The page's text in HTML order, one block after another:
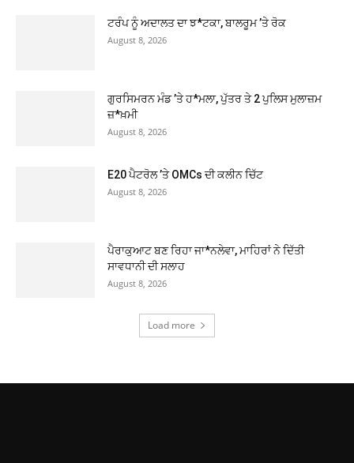
ਟਰੰਪ ਨੂੰ ਅਦਾਲਤ ਦਾ ਝ*ਟਕਾ, ਬਾਲਰੂਮ ’ਤੇ ਰੋਕ
August 8, 2026
ਗੁਰਸਿਮਰਨ ਮੰਡ ’ਤੇ ਹ*ਮਲਾ, ਪੁੱਤਰ ਤੇ 2 ਪੁਲਿਸ ਮੁਲਾਜ਼ਮ
ਜ਼*ਖ਼ਮੀ
August 8, 2026
E20 ਪੈਟਰੋਲ ’ਤੇ OMCs ਦੀ ਕਲੀਨ ਚਿੱਟ
August 8, 2026
ਪੈਰਾਕੁਆਟ ਬਣ ਰਿਹਾ ਜਾ*ਨਲੇਵਾ, ਮਾਹਿਰਾਂ ਨੇ ਦਿੱਤੀ
ਸਾਵਧਾਨੀ ਦੀ ਸਲਾਹ
August 8, 2026
Load more